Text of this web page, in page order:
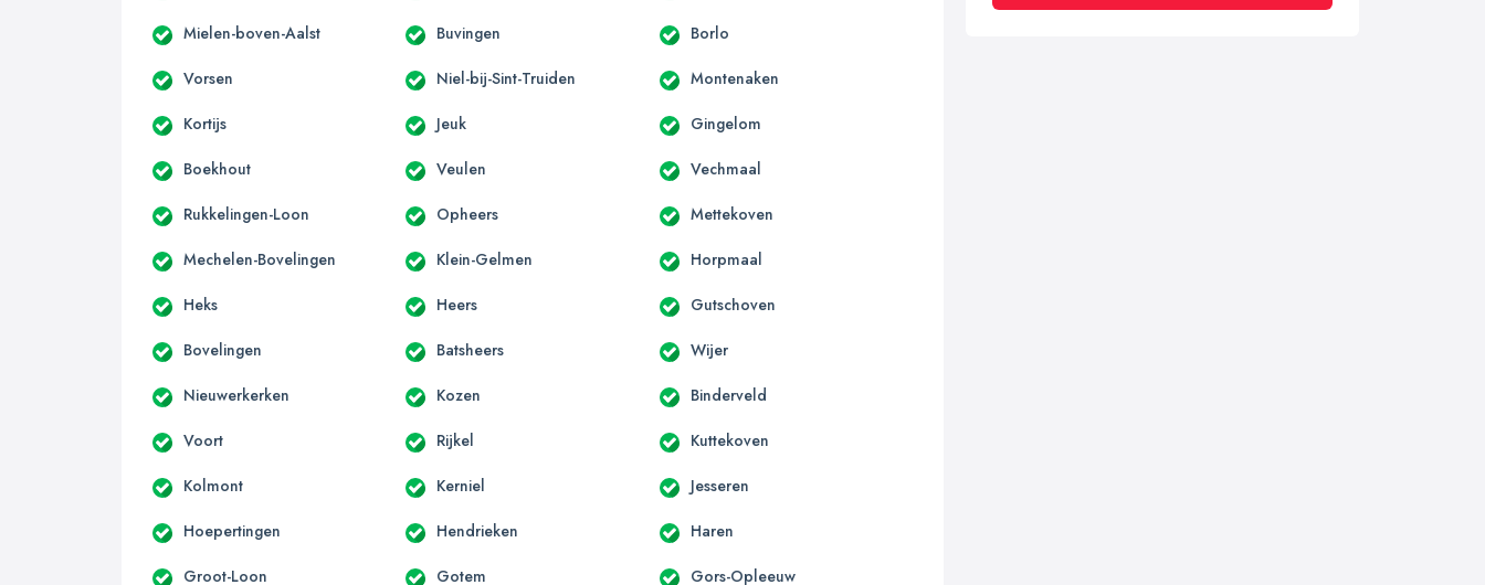
Mielen-boven-Aalst Buvingen Borlo
Vorsen Niel-bij-Sint-Truiden Montenaken
Kortijs Jeuk Gingelom
Boekhout Veulen Vechmaal
Rukkelingen-Loon Opheers Mettekoven
Mechelen-Bovelingen Klein-Gelmen Horpmaal
Heks Heers Gutschoven
Bovelingen Batsheers Wijer
Nieuwerkerken Kozen Binderveld
Voort Rijkel Kuttekoven
Kolmont Kerniel Jesseren
Hoepertingen Hendrieken Haren
Groot-Loon Gotem Gors-Opleeuw